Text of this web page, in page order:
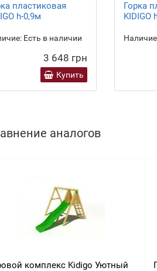
пластиковая
h-0,9м
Есть в наличии
3 648 грн
Купить
Горка
KIDIGO
аналогов
комплекс Kidigo Уютный